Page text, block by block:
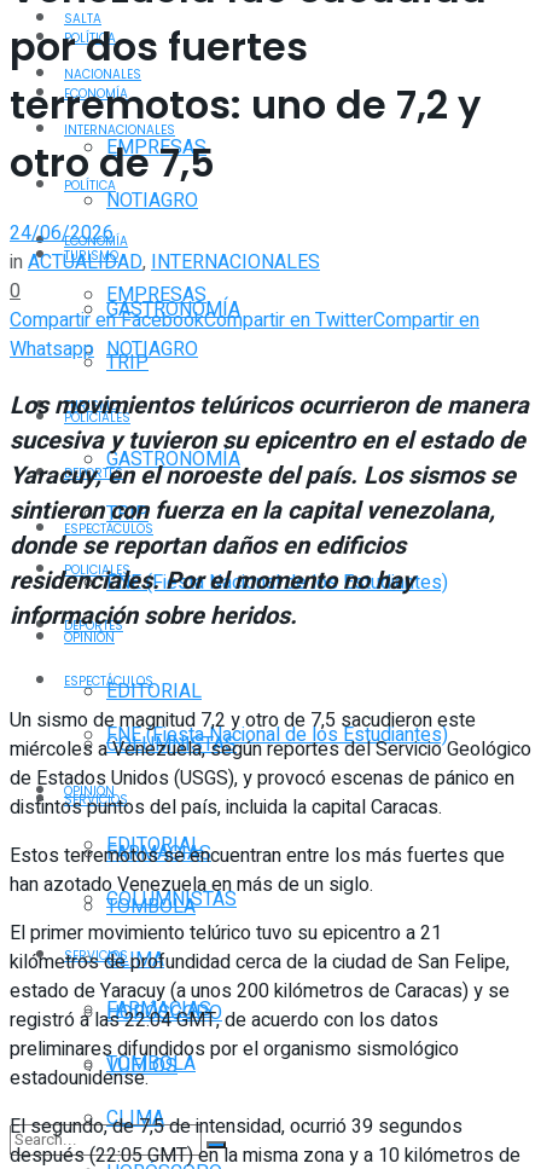
POLÍTICA
ECONOMÍA
EMPRESAS
NOTIAGRO
TURISMO
GASTRONOMÍA
TRIP
POLICIALES
DEPORTES
ESPECTÁCULOS
FNE (Fiesta Nacional de los Estudiantes)
OPINIÓN
EDITORIAL
COLUMNISTAS
SERVICIOS
FARMACIAS
TOMBOLA
CLIMA
HORÓSCOPO
VUELOS
SALTA
NACIONALES
INTERNACIONALES
POLÍTICA
ECONOMÍA
EMPRESAS
NOTIAGRO
TURISMO
GASTRONOMÍA
TRIP
POLICIALES
DEPORTES
ESPECTÁCULOS
FNE (Fiesta Nacional de los Estudiantes)
OPINIÓN
EDITORIAL
COLUMNISTAS
SERVICIOS
FARMACIAS
TOMBOLA
CLIMA
por dos fuertes
terremotos: uno de 7,2 y
otro de 7,5
24/06/2026
inACTUALIDAD,INTERNACIONALES
0
Compartir en FacebookCompartir en TwitterCompartir en
Whatsapp
Los movimientos telúricos ocurrieron de manera
sucesiva y tuvieron su epicentro en el estado de
Yaracuy, en el noroeste del país. Los sismos se
sintieron con fuerza en la capital venezolana,
donde se reportan daños en edificios
residenciales. Por el momento no hay
información sobre heridos.
Un sismo de magnitud 7,2 y otro de 7,5 sacudieron este
miércoles a Venezuela, según reportes del Servicio Geológico
de Estados Unidos (USGS), y provocó escenas de pánico en
distintos puntos del país, incluida la capital Caracas.
Estos terremotos se encuentran entre los más fuertes que
han azotado Venezuela en más de un siglo.
El primer movimiento telúrico tuvo su epicentro a 21
kilómetros de profundidad cerca de la ciudad de San Felipe,
estado de Yaracuy (a unos 200 kilómetros de Caracas) y se
registró a las 22:04 GMT, de acuerdo con los datos
preliminares difundidos por el organismo sismológico
estadounidense.
El segundo, de 7,5 de intensidad, ocurrió 39 segundos
después (22:05 GMT) en la misma zona y a 10 kilómetros de